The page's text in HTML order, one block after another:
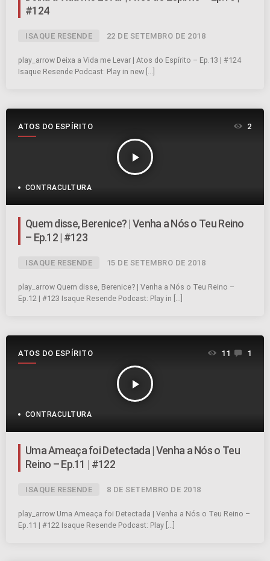
#124
ISAQUE RESENDE 22 DE SETEMBRO DE 2018
play_arrow Deixa a Vida me Levar | Atos do Espírito – Ep.13 | #124
Isaque Resende Podcast: Play in new […]
ATOS DO ESPÍRITO
play_arrow
2
CONTRACULTURA
Quem disse, Berenice? | Venha a Nós o Teu Reino
– Ep.12 | #123
ISAQUE RESENDE 15 DE SETEMBRO DE 2018
play_arrow Quem disse, Berenice? | Venha a Nós o Teu Reino –
Ep.12 | #123 Isaque Resende Podcast: Play in […]
ATOS DO ESPÍRITO
play_arrow
11 1
CONTRACULTURA
Uma Ameaça foi Detectada | Venha a Nós o Teu
Reino – Ep.11 | #122
ISAQUE RESENDE 8 DE SETEMBRO DE 2018
play_arrow Uma Ameaça foi Detectada | Venha a Nós o Teu Reino –
Ep.11 | #122 Isaque Resende Podcast: Play […]